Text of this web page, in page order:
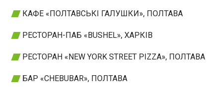
КАФЕ «ПОЛТАВСЬКІ ГАЛУШКИ», ПОЛТАВА
РЕСТОРАН-ПАБ «BUSHEL», ХАРКІВ
РЕСТОРАН «NEW YORK STREET PIZZA», ПОЛТАВА
БАР «CHEBUBAR», ПОЛТАВА